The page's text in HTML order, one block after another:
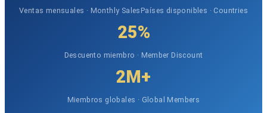
Ventas mensuales · Monthly SalesPaíses disponibles · Countries
25%
Descuento miembro · Member Discount
2M+
Miembros globales · Global Members